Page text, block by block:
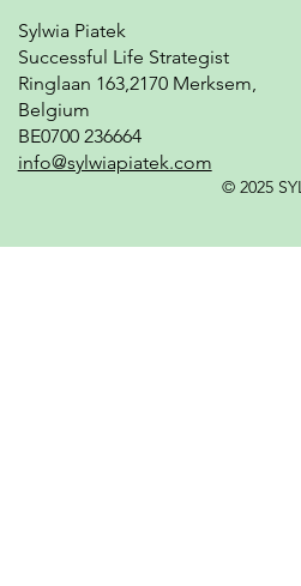
Sylwia Piatek
Successful Life Strategist
Ringlaan 163,2170 Merksem,
Belgium
BE0700 236664
info@sylwiapiatek.com
© 2025